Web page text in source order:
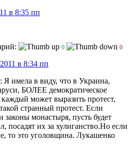
в 8:35 пп
0 0
в 8:34 пп
: Я имела в виду, что в Украина,
БОЛЕЕ демократическое
каждый может выразить протест,
странный протест. Если
монастыря, пусть будет
посадят их за хулиганство.Но если
то это уголовщина. Лукашенко